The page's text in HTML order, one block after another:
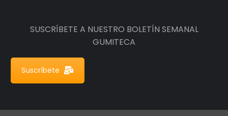
SUSCRÍBETE A NUESTRO BOLETÍN SEMANAL
GUMITECA
Suscríbete